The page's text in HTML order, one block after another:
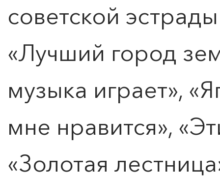
советской
«Лучший город
музыка играет»,
мне нравится»,
«Золотая